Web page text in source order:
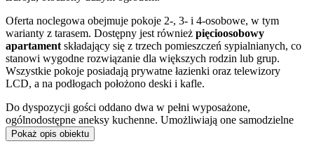
Oferta noclegowa obejmuje pokoje 2-, 3- i 4-osobowe, w tym
warianty z tarasem. Dostępny jest również pięcioosobowy
apartamentskładający się z trzech pomieszczeń sypialnianych, co
stanowi wygodne rozwiązanie dla większych rodzin lub grup.
Wszystkie pokoje posiadają prywatne łazienki oraz telewizory
LCD, a na podłogach położono deski i kafle.
Do dyspozycji gości oddano dwa w pełni wyposażone,
ogólnodostępne aneksy kuchenne. Umożliwiają one samodzielne
przygotowywanie posiłków w dogodnym dla siebie czasie.
Pokaż opis obiektu